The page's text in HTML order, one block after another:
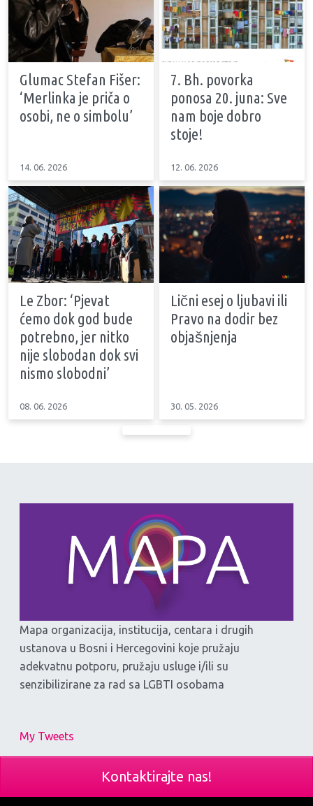
Glumac Stefan Fišer:
‘Merlinka je priča o
osobi, ne o simbolu’
14. 06. 2026
7. Bh. povorka
ponosa 20. juna: Sve
nam boje dobro
stoje!
12. 06. 2026
Le Zbor: ‘Pjevat
ćemo dok god bude
potrebno, jer nitko
nije slobodan dok svi
nismo slobodni’
08. 06. 2026
Lični esej o ljubavi ili
Pravo na dodir bez
objašnjenja
30. 05. 2026
Mapa organizacija, institucija, centara i drugih
ustanova u Bosni i Hercegovini koje pružaju
adekvatnu potporu, pružaju usluge i/ili su
senzibilizirane za rad sa LGBTI osobama
My Tweets
Kontaktirajte nas!